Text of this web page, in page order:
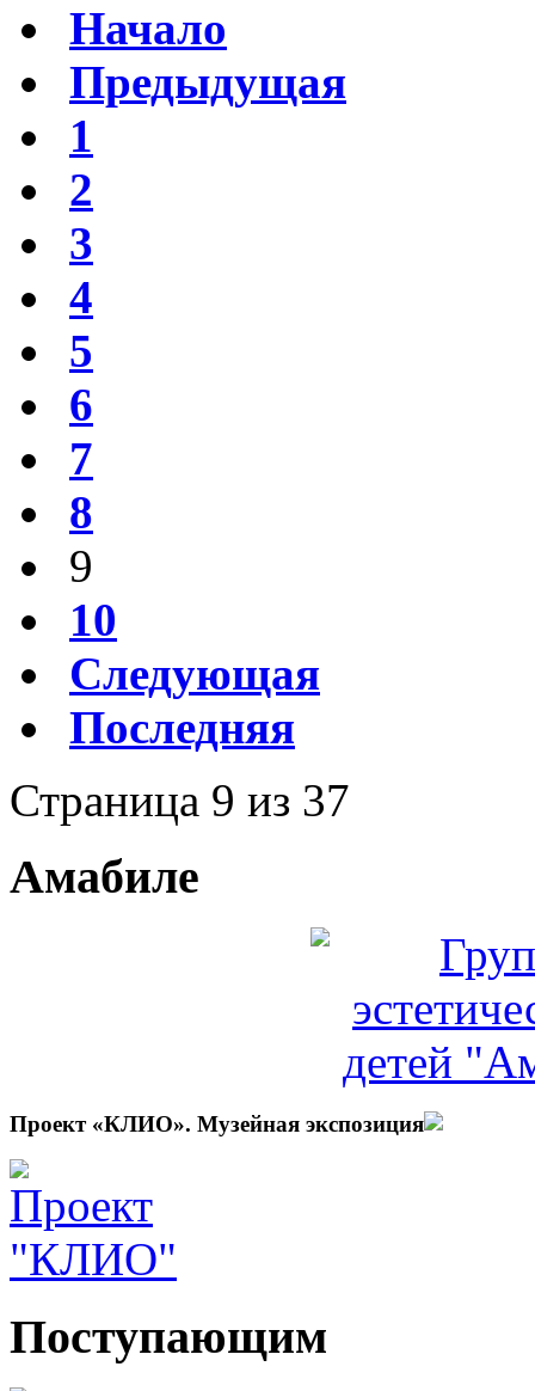
Начало
Предыдущая
1
2
3
4
5
6
7
8
9
10
Следующая
Последняя
Страница 9 из 37
Амабиле
Проект «КЛИО». Музейная экспозиция
Поступающим